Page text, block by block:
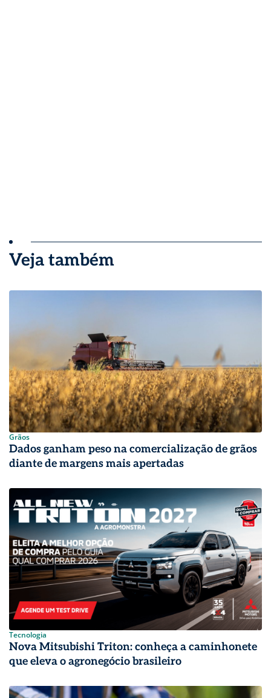
Veja também
Grãos
Dados ganham peso na comercialização de grãos
diante de margens mais apertadas
Tecnologia
Nova Mitsubishi Triton: conheça a caminhonete
que eleva o agronegócio brasileiro